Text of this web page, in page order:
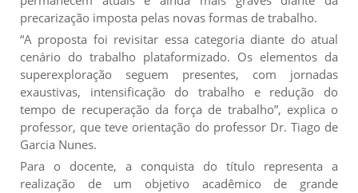
precarização imposta pelas novas formas de trabalho.
“A proposta foi revisitar essa categoria diante do atual
cenário do trabalho plataformizado. Os elementos da
superexploração seguem presentes, com jornadas
exaustivas, intensificação do trabalho e redução do
tempo de recuperação da força de trabalho”, explica o
professor, que teve orientação do professor Dr. Tiago de
Garcia Nunes.
Para o docente, a conquista do título representa a
realização de um objetivo acadêmico de grande